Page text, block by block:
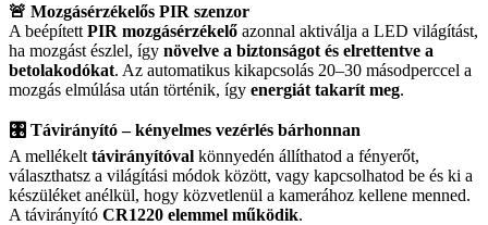
🚨 Mozgásérzékelős PIR szenzor
A beépített PIR mozgásérzékelő azonnal aktiválja a LED világítást,
ha mozgást észlel, így növelve a biztonságot és elrettentve a
betolakodókat. Az automatikus kikapcsolás 20–30 másodperccel a
mozgás elmúlása után történik, így energiát takarít meg.
🎛️ Távirányító – kényelmes vezérlés bárhonnan
A mellékelt távirányítóval könnyedén állíthatod a fényerőt,
választhatsz a világítási módok között, vagy kapcsolhatod be és ki a
készüléket anélkül, hogy közvetlenül a kamerához kellene menned.
A távirányító CR1220 elemmel működik.